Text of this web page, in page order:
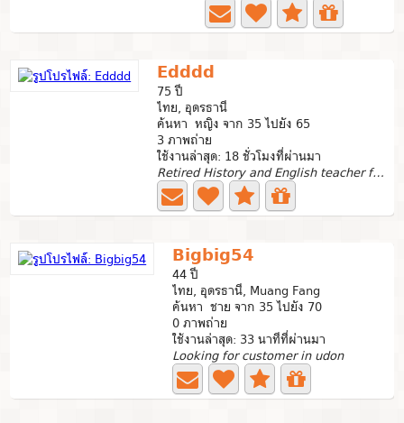
Edddd
75 ปี
ไทย, อุดรธานี
ค้นหา หญิง จาก 35 ไปยัง 65
3 ภาพถ่าย
ใช้งานล่าสุด: 18 ชั่วโมงที่ผ่านมา
Retired History and English teacher from Spain, now...
Bigbig54
44 ปี
ไทย, อุดรธานี, Muang Fang
ค้นหา ชาย จาก 35 ไปยัง 70
0 ภาพถ่าย
ใช้งานล่าสุด: 33 นาทีที่ผ่านมา
Looking for customer in udon